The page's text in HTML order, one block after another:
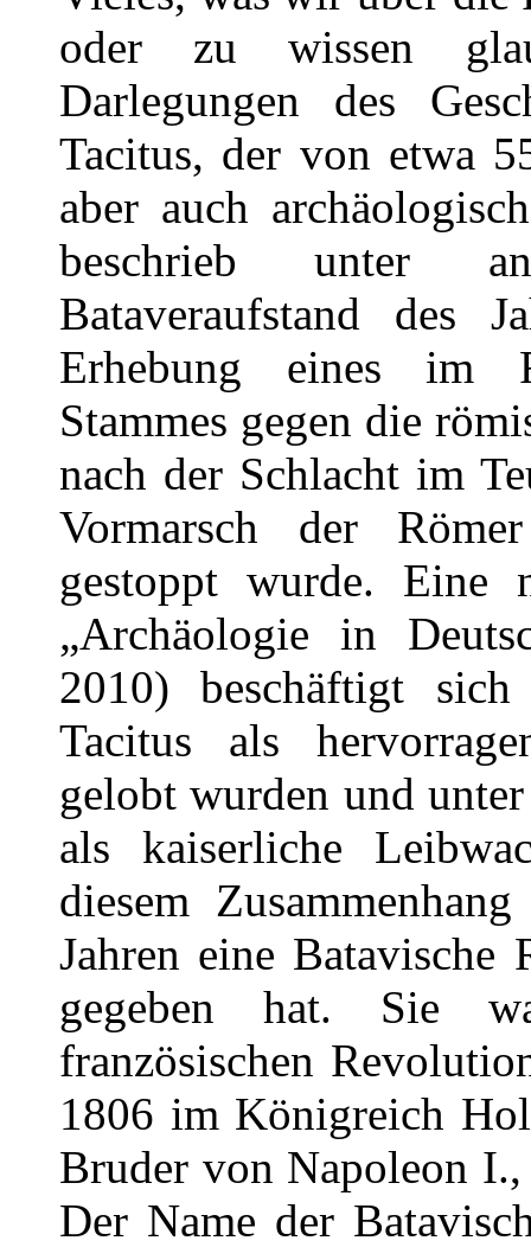
oder zu wissen
Darlegungen des
Tacitus, der von etwa
aber auch
beschrieb unter
Bataveraufstand des
Erhebung eines im
Stammes gegen die
nach der Schlacht im
Vormarsch der
gestoppt wurde. Eine
„Archäologie in
2010) beschäftigt
Tacitus als
gelobt wurden und
als kaiserliche
diesem
Jahren eine Batavische
gegeben hat. Sie
französischen
1806 im Königreich
Bruder von Napoleon
Der Name der